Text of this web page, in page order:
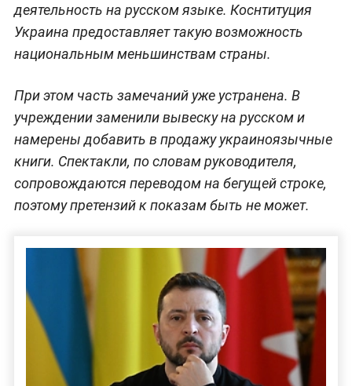
деятельность на русском языке. Коснтитуция
Украина предоставляет такую возможность
национальным меньшинствам страны.
При этом часть замечаний уже устранена. В
учреждении заменили вывеску на русском и
намерены добавить в продажу украиноязычные
книги. Спектакли, по словам руководителя,
сопровождаются переводом на бегущей строке,
поэтому претензий к показам быть не может.